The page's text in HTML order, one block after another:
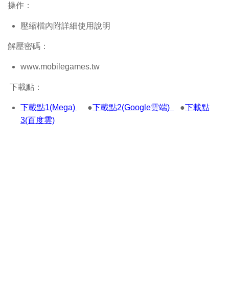
操作：
壓縮檔內附詳細使用說明
解壓密碼：
www.mobilegames.tw
下載點：
下載點1(Mega) ●下載點2(Google雲端) ●下載點
3(百度雲)